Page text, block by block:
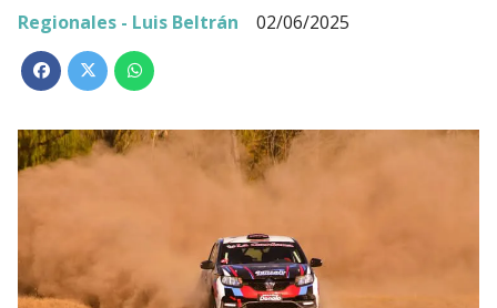
Regionales - Luis Beltrán
02/06/2025